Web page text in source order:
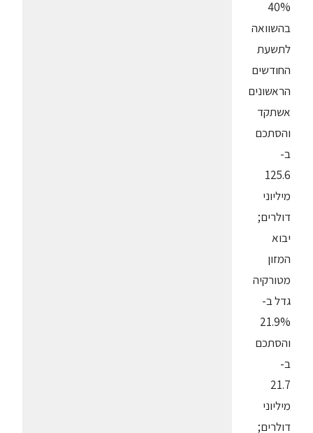
40%
בהשוואה
לתשעת
החודשים
הראשונים
אשתקד
והסתכם
ב-
125.6
מיליוני
דולרים;
יבוא
המזון
מטורקיה
גדל ב-
21.9%
והסתכם
ב-
21.7
מיליוני
דולרים;